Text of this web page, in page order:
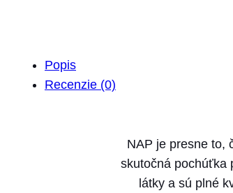
Popis
Recenzie (0)
NAP je presne to,
skutočná pochúťka
látky a sú plné